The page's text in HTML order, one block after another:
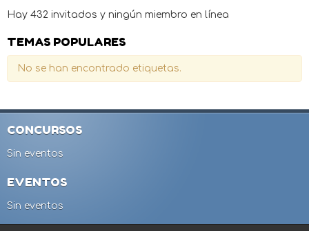
Hay 432 invitados y ningún miembro en línea
TEMAS POPULARES
No se han encontrado etiquetas.
CONCURSOS
Sin eventos
EVENTOS
Sin eventos